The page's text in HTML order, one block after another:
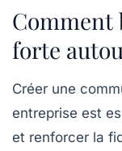
Comment
forte
Créer une
entreprise est
et renforcer la